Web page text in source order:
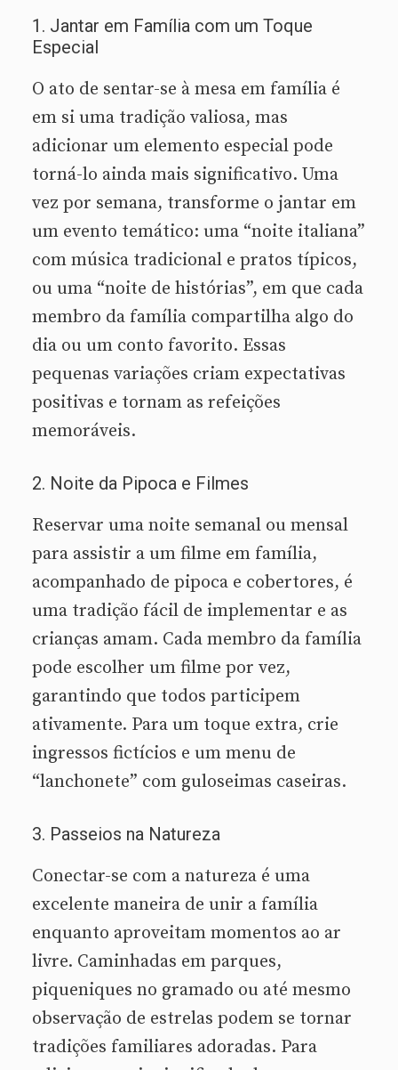
1. Jantar em Família com um Toque
Especial
O ato de sentar-se à mesa em família é
em si uma tradição valiosa, mas
adicionar um elemento especial pode
torná-lo ainda mais significativo. Uma
vez por semana, transforme o jantar em
um evento temático: uma “noite italiana”
com música tradicional e pratos típicos,
ou uma “noite de histórias”, em que cada
membro da família compartilha algo do
dia ou um conto favorito. Essas
pequenas variações criam expectativas
positivas e tornam as refeições
memoráveis.
2. Noite da Pipoca e Filmes
Reservar uma noite semanal ou mensal
para assistir a um filme em família,
acompanhado de pipoca e cobertores, é
uma tradição fácil de implementar e as
crianças amam. Cada membro da família
pode escolher um filme por vez,
garantindo que todos participem
ativamente. Para um toque extra, crie
ingressos fictícios e um menu de
“lanchonete” com guloseimas caseiras.
3. Passeios na Natureza
Conectar-se com a natureza é uma
excelente maneira de unir a família
enquanto aproveitam momentos ao ar
livre. Caminhadas em parques,
piqueniques no gramado ou até mesmo
observação de estrelas podem se tornar
tradições familiares adoradas. Para